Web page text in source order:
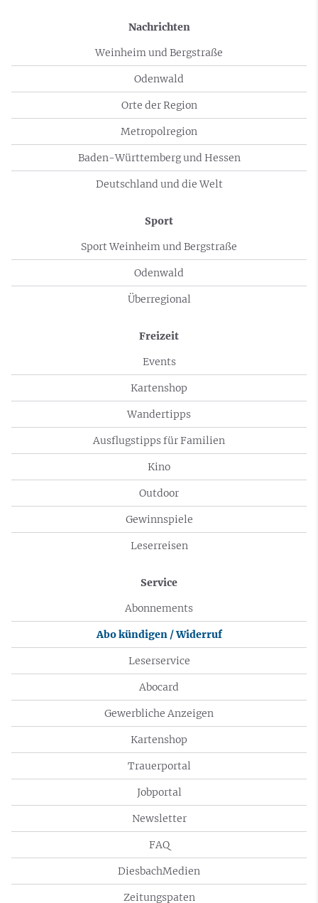
Nachrichten
Weinheim und Bergstraße
Odenwald
Orte der Region
Metropolregion
Baden-Württemberg und Hessen
Deutschland und die Welt
Sport
Sport Weinheim und Bergstraße
Odenwald
Überregional
Freizeit
Events
Kartenshop
Wandertipps
Ausflugstipps für Familien
Kino
Outdoor
Gewinnspiele
Leserreisen
Service
Abonnements
Abo kündigen / Widerruf
Leserservice
Abocard
Gewerbliche Anzeigen
Kartenshop
Trauerportal
Jobportal
Newsletter
FAQ
DiesbachMedien
Zeitungspaten